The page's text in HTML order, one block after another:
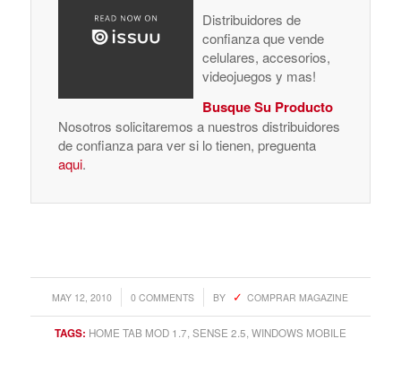
Distribuidores de
confianza que vende
celulares, accesorios,
videojuegos y mas!
Busque Su Producto
Nosotros solicitaremos a nuestros distribuidores
de confianza para ver si lo tienen, preguenta
aqui.
MAY 12, 2010
/ 0 COMMENTS
/ BY COMPRAR MAGAZINE
TAGS: HOME TAB MOD 1.7 SENSE 2.5 WINDOWS MOBILE